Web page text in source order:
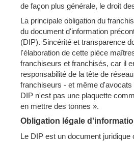
de façon plus générale, le droit
La principale obligation du
du document d'information
(DIP). Sincérité et transparence
l'élaboration de cette pièce
franchiseurs et franchisés, car il
responsabilité de la tête de
franchiseurs - et même d'avocats
DIP n'est pas une plaquette
en mettre des tonnes ».
Obligation légale
Le DIP est un document juridique